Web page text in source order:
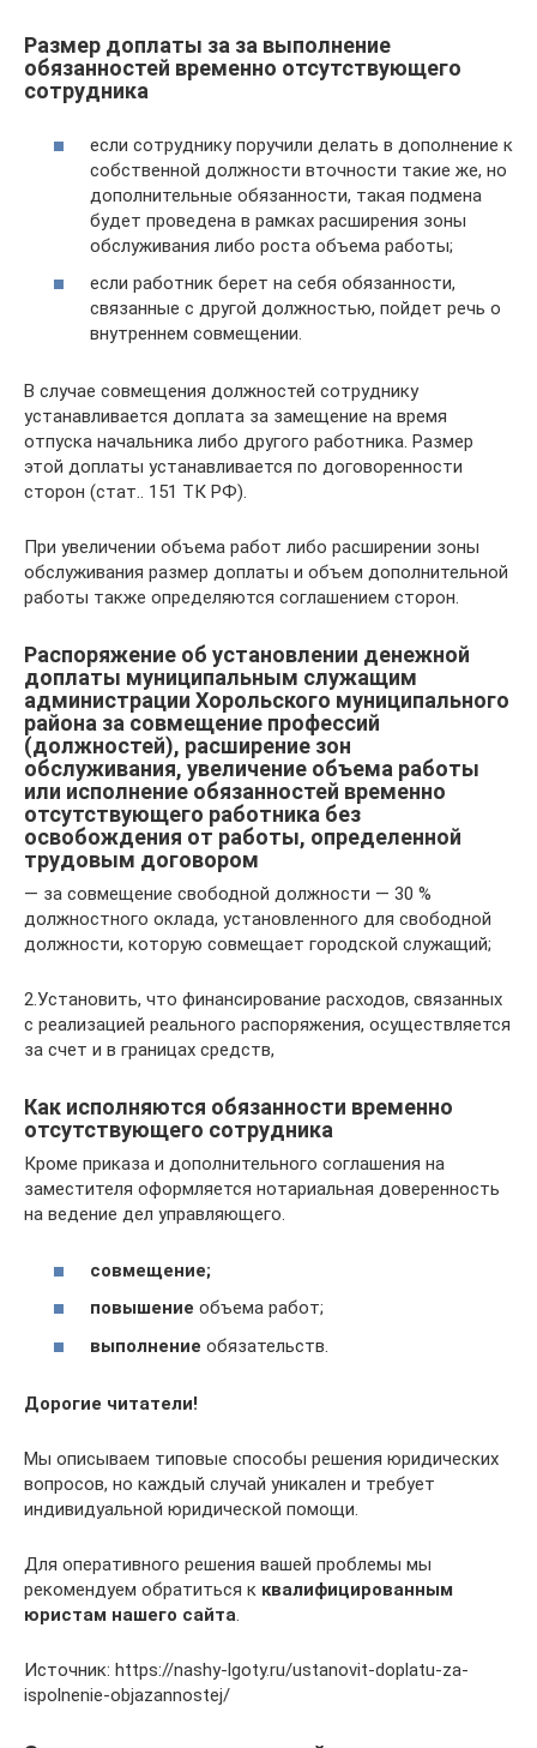
Размер доплаты за за выполнение
обязанностей временно отсутствующего
сотрудника
если сотруднику поручили делать в дополнение к
собственной должности вточности такие же, но
дополнительные обязанности, такая подмена
будет проведена в рамках расширения зоны
обслуживания либо роста объема работы;
если работник берет на себя обязанности,
связанные с другой должностью, пойдет речь о
внутреннем совмещении.
В случае совмещения должностей сотруднику
устанавливается доплата за замещение на время
отпуска начальника либо другого работника. Размер
этой доплаты устанавливается по договоренности
сторон (стат.. 151 ТК РФ).
При увеличении объема работ либо расширении зоны
обслуживания размер доплаты и объем дополнительной
работы также определяются соглашением сторон.
Распоряжение об установлении денежной
доплаты муниципальным служащим
администрации Хорольского муниципального
района за совмещение профессий
(должностей), расширение зон
обслуживания, увеличение объема работы
или исполнение обязанностей временно
отсутствующего работника без
освобождения от работы, определенной
трудовым договором
— за совмещение свободной должности — 30 %
должностного оклада, установленного для свободной
должности, которую совмещает городской служащий;
2.Установить, что финансирование расходов, связанных
с реализацией реального распоряжения, осуществляется
за счет и в границах средств,
Как исполняются обязанности временно
отсутствующего сотрудника
Кроме приказа и дополнительного соглашения на
заместителя оформляется нотариальная доверенность
на ведение дел управляющего.
совмещение;
повышение объема работ;
выполнение обязательств.
Дорогие читатели!
Мы описываем типовые способы решения юридических
вопросов, но каждый случай уникален и требует
индивидуальной юридической помощи.
Для оперативного решения вашей проблемы мы
рекомендуем обратиться к квалифицированным
юристам нашего сайта
Источник: https://nashy-lgoty.ru/ustanovit-doplatu-za-
ispolnenie-objazannostej/